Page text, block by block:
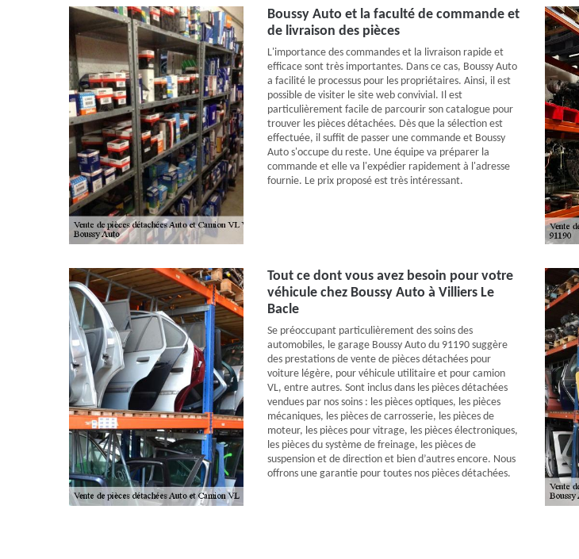
Boussy Auto et la faculté de commande et
de livraison des pièces
L'importance des commandes et la livraison rapide et
efficace sont très importantes. Dans ce cas, Boussy Auto
a facilité le processus pour les propriétaires. Ainsi, il est
possible de visiter le site web convivial. Il est
particulièrement facile de parcourir son catalogue pour
trouver les pièces détachées. Dès que la sélection est
effectuée, il suffit de passer une commande et Boussy
Auto s'occupe du reste. Une équipe va préparer la
commande et elle va l'expédier rapidement à l'adresse
fournie. Le prix proposé est très intéressant.
Tout ce dont vous avez besoin pour votre
véhicule chez Boussy Auto à Villiers Le
Bacle
Se préoccupant particulièrement des soins des
automobiles, le garage Boussy Auto du 91190 suggère
des prestations de vente de pièces détachées pour
voiture légère, pour véhicule utilitaire et pour camion
VL, entre autres. Sont inclus dans les pièces détachées
vendues par nos soins : les pièces optiques, les pièces
mécaniques, les pièces de carrosserie, les pièces de
moteur, les pièces pour vitrage, les pièces électroniques,
les pièces du système de freinage, les pièces de
suspension et de direction et bien d’autres encore. Nous
offrons une garantie pour toutes nos pièces détachées.